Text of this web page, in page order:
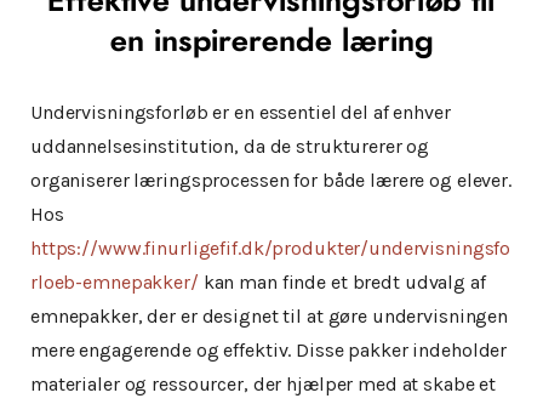
en inspirerende læring
Undervisningsforløb er en essentiel del af enhver
uddannelsesinstitution, da de strukturerer og
organiserer læringsprocessen for både lærere og elever.
Hos
https://www.finurligefif.dk/produkter/undervisningsfo
rloeb-emnepakker/ kan man finde et bredt udvalg af
emnepakker, der er designet til at gøre undervisningen
mere engagerende og effektiv. Disse pakker indeholder
materialer og ressourcer, der hjælper med at skabe et